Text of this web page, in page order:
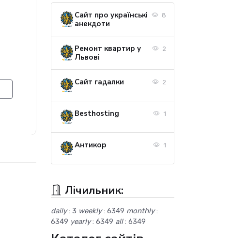
Сайт про українські
анекдоти
8
Ремонт квартир у
Львові
2
Сайт гадалки 2
Besthosting 1
Антикор 1
Лічильник:
daily: 3 weekly: 6349 monthly:
6349 yearly: 6349 all: 6349